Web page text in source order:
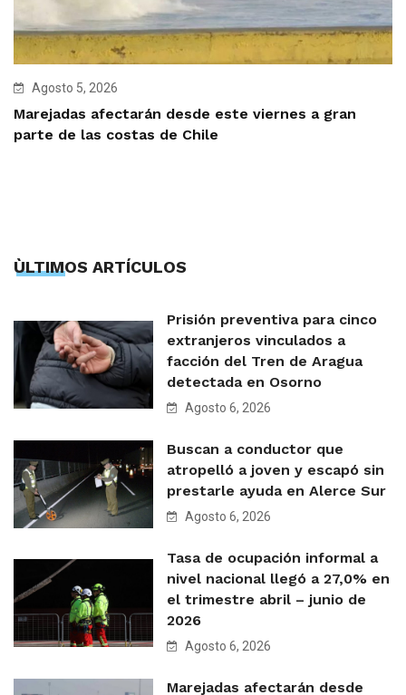
Agosto 5, 2026
Marejadas afectarán desde este viernes a gran
parte de las costas de Chile
ÙLTIMOS ARTÍCULOS
Prisión preventiva para cinco
extranjeros vinculados a
facción del Tren de Aragua
detectada en Osorno
Agosto 6, 2026
Buscan a conductor que
atropelló a joven y escapó sin
prestarle ayuda en Alerce Sur
Agosto 6, 2026
Tasa de ocupación informal a
nivel nacional llegó a 27,0% en
el trimestre abril – junio de
2026
Agosto 6, 2026
Marejadas afectarán desde